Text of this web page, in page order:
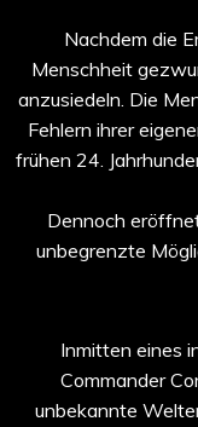
Nachdem die
Menschheit
anzusiedeln. Die
Fehlern ihrer
frühen 24.
Dennoch
unbegrenzte
Inmitten eines
Commander
unbekannte